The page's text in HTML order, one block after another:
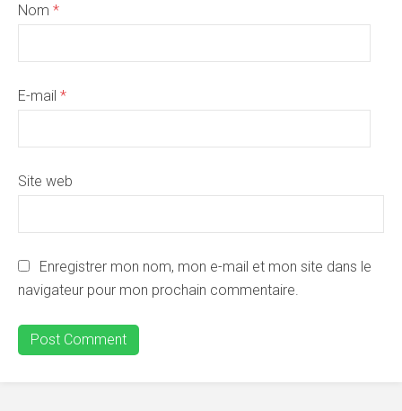
Nom *
E-mail *
Site web
Enregistrer mon nom, mon e-mail et mon site dans le
navigateur pour mon prochain commentaire.